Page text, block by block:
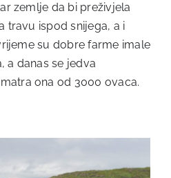
zemlje da bi preživjela
travu ispod snijega, a i
su dobre farme imale
a danas se jedva
ona od 3000 ovaca.